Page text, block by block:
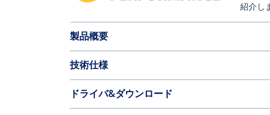
紹介し
製品概要
技術仕様
ドライバ&ダウンロード